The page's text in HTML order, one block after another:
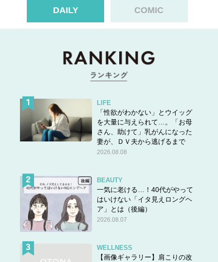
DAILY COMIC
LIFE
「性欲がわかない」とウイッグ
を大量に与えられて…。「お母
さん、助けて」乳がんになった
妻が、ＤＶ夫から逃げるまで
2026.08.08
BEAUTY
一気に老ける…！40代がやって
はいけない「イタ見えロングヘ
ア」とは（後編）
2026.08.07
WELLNESS
【画像ギャラリー】肩こりの改